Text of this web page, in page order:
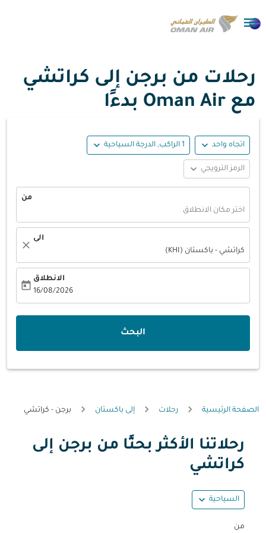

رحلات من برجن إلى كراتشي
مع Oman Air بدءًا
اتجاه واحد expand_more 1 الراكب, الدرجة السياحية expand_more
الرمز الترويجي expand_more
من
اختر مكان الانطلاق
الى
كراتشي - باكستان (KHI)
close
الانطلاق
16/08/2026
today
البحث
الصفحة الرئيسية رحلات إلى باكستان برجن - كراتشي
رحلاتنا الأكثر بحثًا من برجن إلى
كراتشي
السياحية expand_more
من
حاول تحديث الرحلة (مغادرة و/أو وجهة) أو التفاعل مع